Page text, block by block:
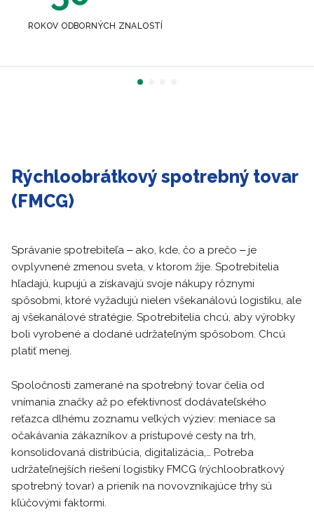
ROKOV ODBORNÝCH ZNALOSTÍ
Rýchloobrátkový spotrebný tovar
(FMCG)
Správanie spotrebiteľa ‒ ako, kde, čo a prečo ‒ je
ovplyvnené zmenou sveta, v ktorom žije. Spotrebitelia
hľadajú, kupujú a získavajú svoje nákupy rôznymi
spôsobmi, ktoré vyžadujú nielen všekanálovú logistiku, ale
aj všekanálové stratégie. Spotrebitelia chcú, aby výrobky
boli vyrobené a dodané udržateľným spôsobom. Chcú
platiť menej.
Spoločnosti zamerané na spotrebný tovar čelia od
vnímania značky až po efektívnosť dodávateľského
reťazca dlhému zoznamu veľkých výziev: meniace sa
očakávania zákazníkov a prístupové cesty na trh,
konsolidovaná distribúcia, digitalizácia,… Potreba
udržateľnejších riešení logistiky FMCG (rýchloobratkový
spotrebný tovar) a prienik na novovznikajúce trhy sú
kľúčovými faktormi.